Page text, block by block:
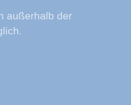
außerhalb der